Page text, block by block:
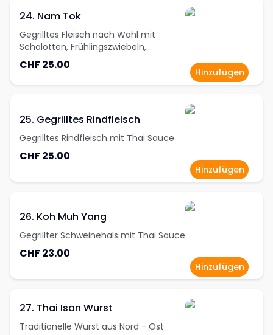
24. Nam Tok
Gegrilltes Fleisch nach Wahl mit
Schalotten, Frühlingszwiebeln,
Zitronenblätter Chilipulver und
gerösteter Reis
CHF 25.00
Hinzufügen
25. Gegrilltes Rindfleisch
Gegrilltes Rindfleisch mit Thai Sauce
CHF 25.00
Hinzufügen
26. Koh Muh Yang
Gegrillter Schweinehals mit Thai Sauce
CHF 23.00
Hinzufügen
27. Thai Isan Wurst
Traditionelle Wurst aus Nord - Ost